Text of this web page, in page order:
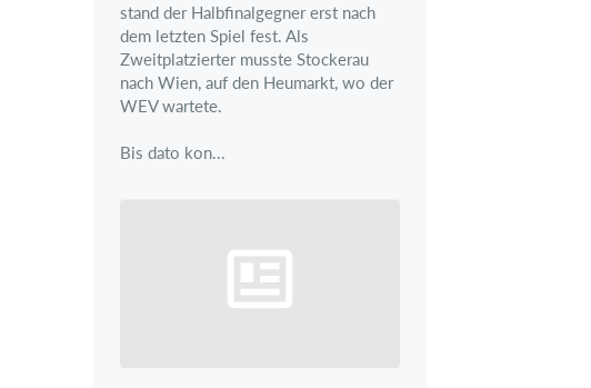
stand der Halbfinalgegner erst nach
dem letzten Spiel fest. Als
Zweitplatzierter musste Stockerau
nach Wien, auf den Heumarkt, wo der
WEV wartete.
Bis dato kon...